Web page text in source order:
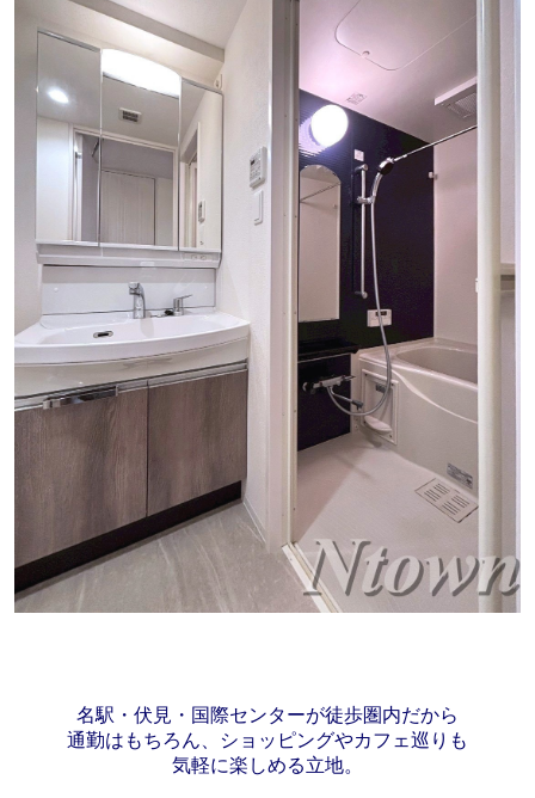
名駅・伏見・国際センターが徒歩圏内だから
通勤はもちろん、ショッピングやカフェ巡りも
気軽に楽しめる立地。